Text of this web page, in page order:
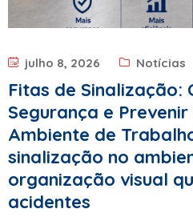
julho 8, 2026 Notícias
Fitas de Sinalização:
Segurança e
Ambiente de
sinalização no
organização visual
acidentes